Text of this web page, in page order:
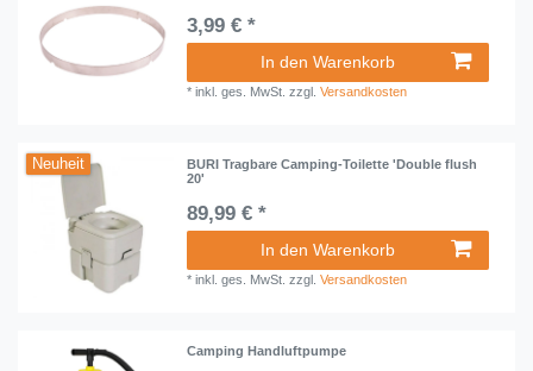
3,99 € *
In den Warenkorb
*inkl. ges. MwSt. zzgl.Versandkosten
Neuheit
BURI Tragbare Camping-Toilette 'Double flush
20'
89,99 € *
In den Warenkorb
*inkl. ges. MwSt. zzgl.Versandkosten
Camping Handluftpumpe